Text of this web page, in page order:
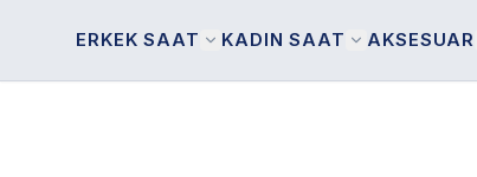
ERKEK SAAT KADIN SAAT AKSESUAR